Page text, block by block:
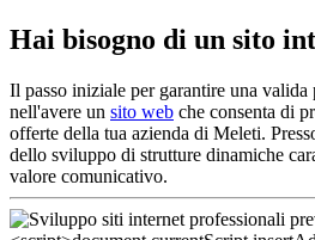
Hai bisogno di un sito
Il passo iniziale per garantire una valida
nell'avere un sito web che consenta di
offerte della tua azienda di Meleti.
dello sviluppo di strutture dinamiche
valore comunicativo.